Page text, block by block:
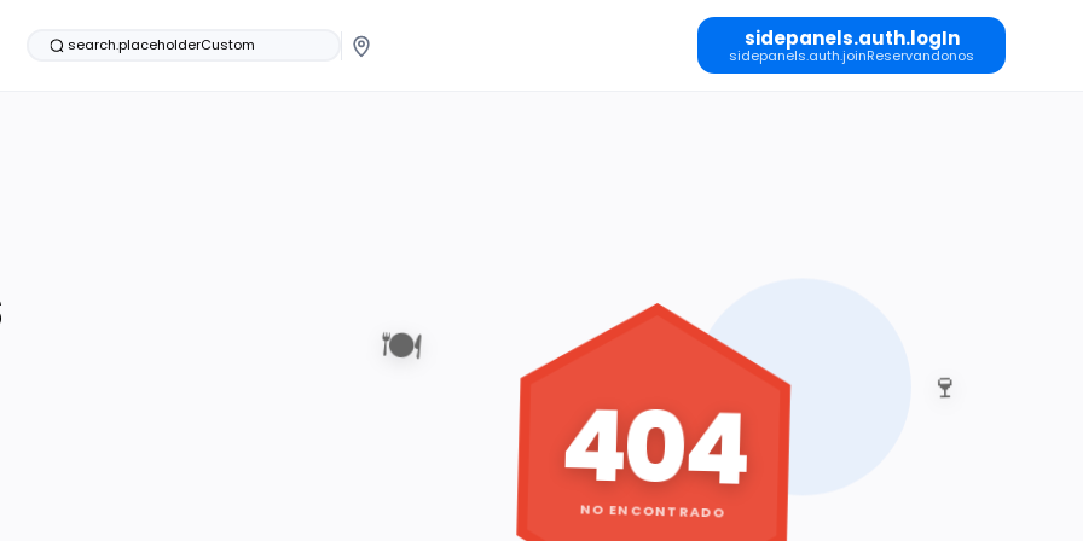
search.placeholderCustom sidepanels.auth.logIn
sidepanels.auth.joinReservandonos
🍽️
🍷
404
NO ENCONTRADO